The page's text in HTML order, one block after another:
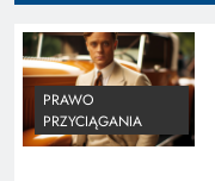
PRAWO
PRZYCIĄGANIA